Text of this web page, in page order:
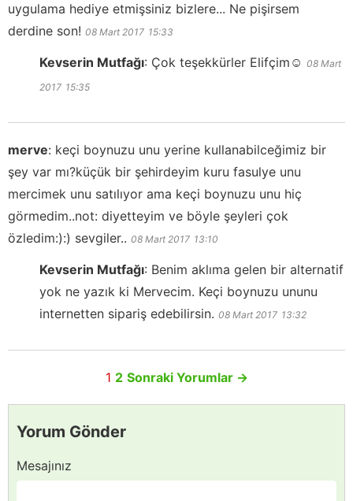
uygulama hediye etmişsiniz bizlere... Ne pişirsem
derdine son! 08 Mart 2017 15:33
Kevserin Mutfağı: Çok teşekkürler Elifçim☺️ 08 Mart
2017 15:35
merve: keçi boynuzu unu yerine kullanabilceğimiz bir
şey var mı?küçük bir şehirdeyim kuru fasulye unu
mercimek unu satılıyor ama keçi boynuzu unu hiç
görmedim..not: diyetteyim ve böyle şeyleri çok
özledim:):) sevgiler.. 08 Mart 2017 13:10
Kevserin Mutfağı: Benim aklıma gelen bir alternatif
yok ne yazık ki Mervecim. Keçi boynuzu ununu
internetten sipariş edebilirsin. 08 Mart 2017 13:32
1 2 Sonraki Yorumlar →
Yorum Gönder
Mesajınız